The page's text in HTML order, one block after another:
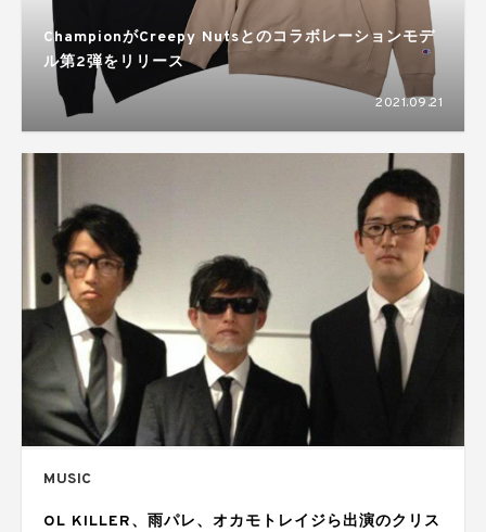
ChampionがCreepy Nutsとのコラボレーションモデ
ル第2弾をリリース
2021.09.21
MUSIC
OL KILLER、雨パレ、オカモトレイジら出演のクリス